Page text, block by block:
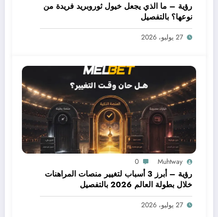
رؤية – ما الذي يجعل خيول ثوروبريد فريدة من
نوعها؟ بالتفصيل
27 يوليو، 2026
Muhtway
0
رؤية – أبرز 3 أسباب لتغيير منصات المراهنات
خلال بطولة العالم 2026 بالتفصيل
27 يوليو، 2026